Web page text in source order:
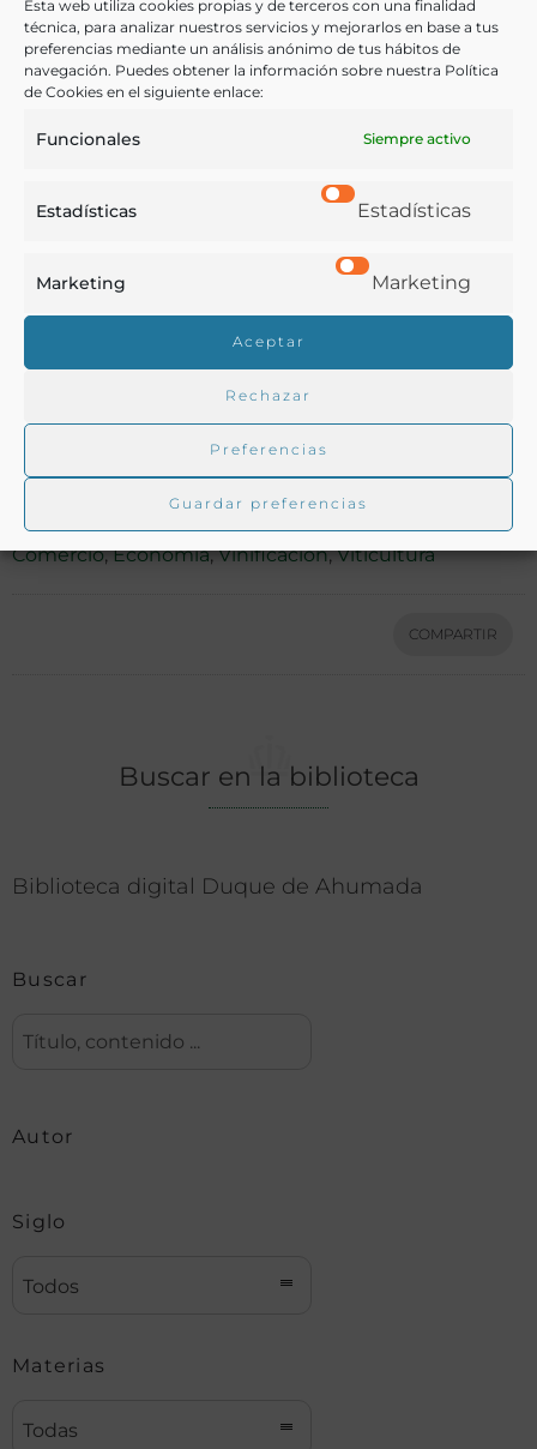
Esta web utiliza cookies propias y de terceros con una finalidad
técnica, para analizar nuestros servicios y mejorarlos en base a tus
preferencias mediante un análisis anónimo de tus hábitos de
navegación. Puedes obtener la información sobre nuestra Política
de Cookies en el siguiente enlace:
Funcionales Siempre activo
Estadísticas Estadísticas
Marketing Marketing
Aceptar
Rechazar
Preferencias
Guardar preferencias
Resumen de las necesidades de la viticultura.-
Conclusiones sobre el régimen arancelario.
Notas:
Según se indica en la portada, el autor de la obra, el
Marqués de Toca, era ingeniero.
Ver más libros de estas materias:
,Economía y Comercio
Ver más libros con las palabras clave:
Comercio,Economía,Vinificación,Viticultura
COMPARTIR
Buscar en la biblioteca
Biblioteca digital Duque de Ahumada
Buscar
Autor
Siglo
Todos
Materias
Todas